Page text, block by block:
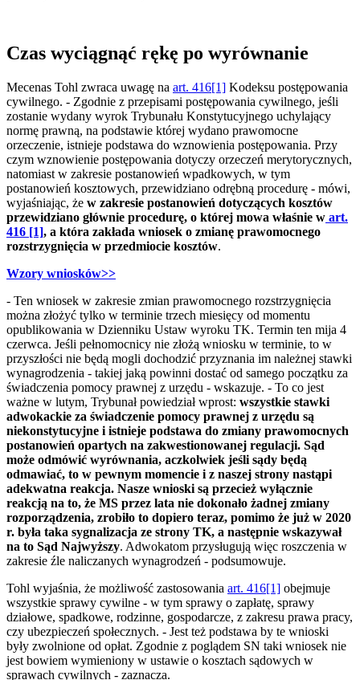
Czas wyciągnąć rękę po wyrównanie
Mecenas Tohl zwraca uwagę na art. 416[1] Kodeksu postępowania
cywilnego. - Zgodnie z przepisami postępowania cywilnego, jeśli
zostanie wydany wyrok Trybunału Konstytucyjnego uchylający
normę prawną, na podstawie której wydano prawomocne
orzeczenie, istnieje podstawa do wznowienia postępowania. Przy
czym wznowienie postępowania dotyczy orzeczeń merytorycznych,
natomiast w zakresie postanowień wpadkowych, w tym
postanowień kosztowych, przewidziano odrębną procedurę - mówi,
wyjaśniając, że w zakresie postanowień dotyczących kosztów
przewidziano głównie procedurę, o której mowa właśnie w art.
416 [1], a która zakłada wniosek o zmianę prawomocnego
rozstrzygnięcia w przedmiocie kosztów.
Wzory wniosków>>
- Ten wniosek w zakresie zmian prawomocnego rozstrzygnięcia
można złożyć tylko w terminie trzech miesięcy od momentu
opublikowania w Dzienniku Ustaw wyroku TK. Termin ten mija 4
czerwca. Jeśli pełnomocnicy nie złożą wniosku w terminie, to w
przyszłości nie będą mogli dochodzić przyznania im należnej stawki
wynagrodzenia - takiej jaką powinni dostać od samego początku za
świadczenia pomocy prawnej z urzędu - wskazuje. - To co jest
ważne w lutym, Trybunał powiedział wprost: wszystkie stawki
adwokackie za świadczenie pomocy prawnej z urzędu są
niekonstytucyjne i istnieje podstawa do zmiany prawomocnych
postanowień opartych na zakwestionowanej regulacji. Sąd
może odmówić wyrównania, aczkolwiek jeśli sądy będą
odmawiać, to w pewnym momencie i z naszej strony nastąpi
adekwatna reakcja. Nasze wnioski są przecież wyłącznie
reakcją na to, że MS przez lata nie dokonało żadnej zmiany
rozporządzenia, zrobiło to dopiero teraz, pomimo że już w 2020
r. była taka sygnalizacja ze strony TK, a następnie wskazywał
na to Sąd Najwyższy. Adwokatom przysługują więc roszczenia w
zakresie źle naliczanych wynagrodzeń - podsumowuje.
Tohl wyjaśnia, że możliwość zastosowania art. 416[1] obejmuje
wszystkie sprawy cywilne - w tym sprawy o zapłatę, sprawy
działowe, spadkowe, rodzinne, gospodarcze, z zakresu prawa pracy,
czy ubezpieczeń społecznych. - Jest też podstawa by te wnioski
były zwolnione od opłat. Zgodnie z poglądem SN taki wniosek nie
jest bowiem wymieniony w ustawie o kosztach sądowych w
sprawach cywilnych - zaznacza.